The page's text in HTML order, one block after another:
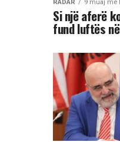
RADAR 9 muaj më
Si një aferë
fund luftës